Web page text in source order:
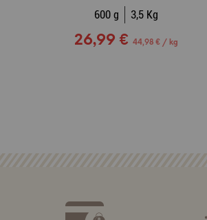
600 g 3,5 Kg
26,99 € 44,98 € / kg